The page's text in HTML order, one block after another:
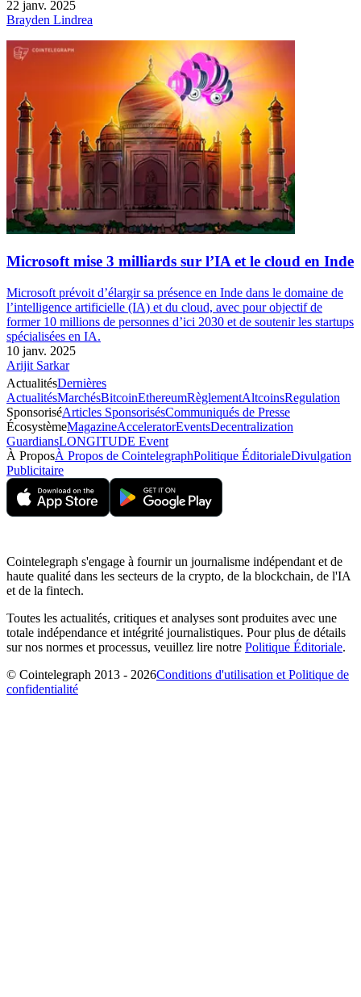
22 janv. 2025
Brayden Lindrea
Microsoft mise 3 milliards sur l’IA et le cloud en Inde
Microsoft prévoit d’élargir sa présence en Inde dans le domaine de
l’intelligence artificielle (IA) et du cloud, avec pour objectif de
former 10 millions de personnes d’ici 2030 et de soutenir les startups
spécialisées en IA.
10 janv. 2025
Arijit Sarkar
ActualitésDernières
ActualitésMarchésBitcoinEthereumRèglementAltcoinsRegulation
SponsoriséArticles SponsorisésCommuniqués de Presse
ÉcosystèmeMagazineAcceleratorEventsDecentralization
GuardiansLONGITUDE Event
À ProposÀ Propos de CointelegraphPolitique ÉditorialeDivulgation
Publicitaire
Cointelegraph s'engage à fournir un journalisme indépendant et de
haute qualité dans les secteurs de la crypto, de la blockchain, de l'IA
et de la fintech.
Toutes les actualités, critiques et analyses sont produites avec une
totale indépendance et intégrité journalistiques. Pour plus de détails
sur nos normes et processus, veuillez lire notre Politique Éditoriale.
© Cointelegraph 2013 - 2026Conditions d'utilisation et Politique de
confidentialité